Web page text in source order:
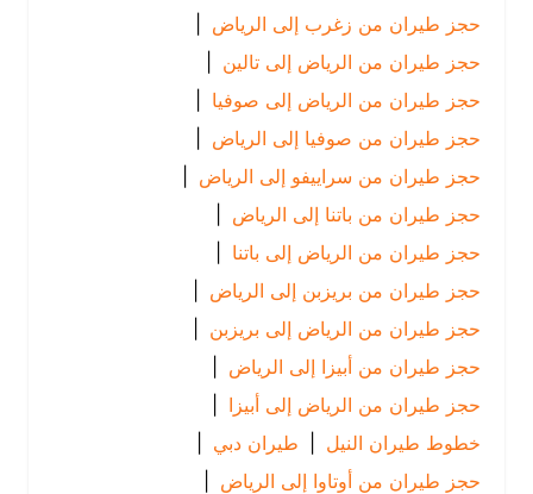
حجز طيران من زغرب إلى الرياض
|
حجز طيران من الرياض إلى تالين
|
حجز طيران من الرياض إلى صوفيا
|
حجز طيران من صوفيا إلى الرياض
|
حجز طيران من سراييفو إلى الرياض
|
حجز طيران من باتنا إلى الرياض
|
حجز طيران من الرياض إلى باتنا |
حجز طيران من بريزبن إلى الرياض
|
حجز طيران من الرياض إلى بريزبن |
حجز طيران من أبيزا إلى الرياض
|
حجز طيران من الرياض إلى أبيزا
خطوط طيران النيل | طيران دبي |
حجز طيران من أوتاوا إلى الرياض
|